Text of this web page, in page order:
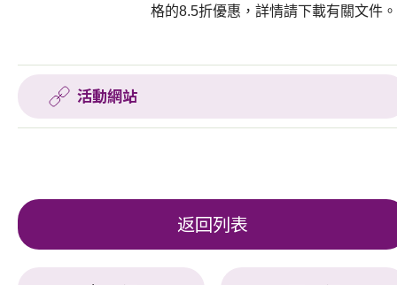
格的8.5折優惠，詳情請下載有關文件。
活動網站
返回列表